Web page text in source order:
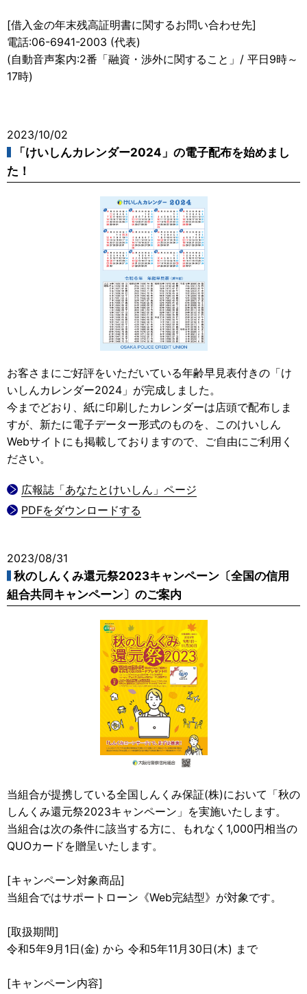
[借入金の年末残高証明書に関するお問い合わせ先]
電話:06-6941-2003 (代表)
(自動音声案内:2番「融資・渉外に関すること」/ 平日9時～
17時)
2023/10/02
「けいしんカレンダー2024」の電子配布を始めまし
た！
お客さまにご好評をいただいている年齢早見表付きの「け
いしんカレンダー2024」が完成しました。
今までどおり、紙に印刷したカレンダーは店頭で配布しま
すが、新たに電子データー形式のものを、このけいしん
Webサイトにも掲載しておりますので、ご自由にご利用く
ださい。
広報誌「あなたとけいしん」ページ
PDFをダウンロードする
2023/08/31
秋のしんくみ還元祭2023キャンペーン〔全国の信用
組合共同キャンペーン〕のご案内
当組合が提携している全国しんくみ保証(株)において「秋の
しんくみ還元祭2023キャンペーン」を実施いたします。
当組合は次の条件に該当する方に、もれなく1,000円相当の
QUOカードを贈呈いたします。
[キャンペーン対象商品]
当組合ではサポートローン《Web完結型》が対象です。
[取扱期間]
令和5年9月1日(金) から 令和5年11月30日(木) まで
[キャンペーン内容]